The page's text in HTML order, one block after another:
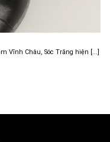
Vĩnh Châu, Sóc Trăng hiện [...]